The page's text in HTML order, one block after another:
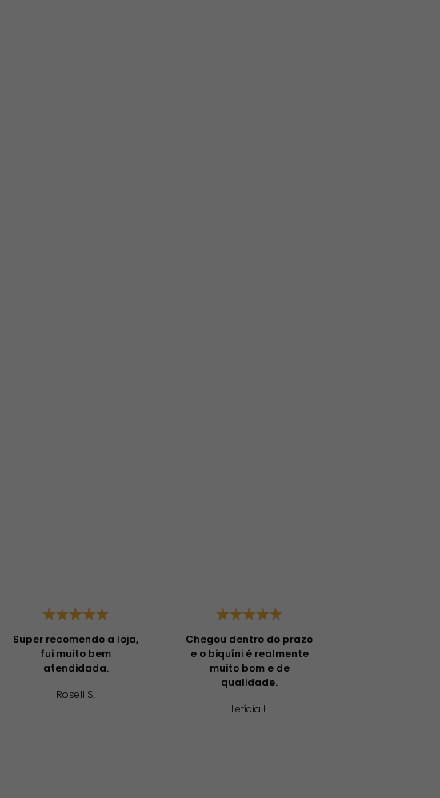
Super recomendo a loja,
fui muito bem
atendidada.
Roseli S.
Chegou dentro do prazo
e o biquíni é realmente
muito bom e de
qualidade.
Letícia I.